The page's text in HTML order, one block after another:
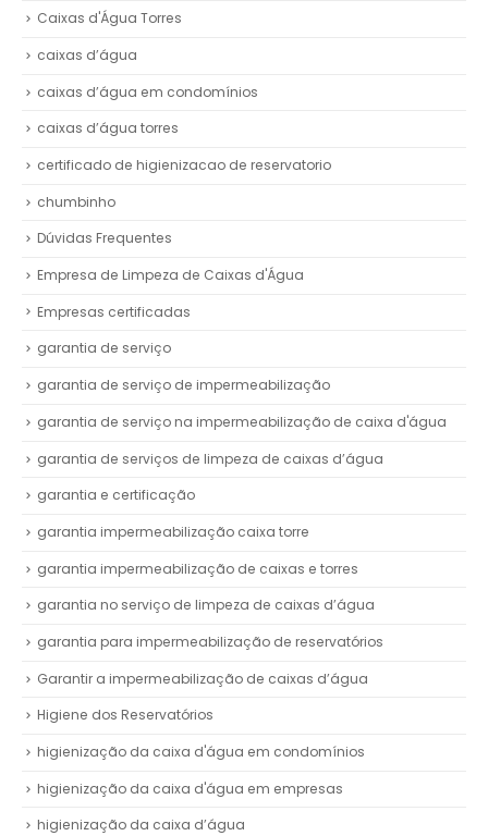
Caixas d'Água Torres
caixas d’água
caixas d’água em condomínios
caixas d’água torres
certificado de higienizacao de reservatorio
chumbinho
Dúvidas Frequentes
Empresa de Limpeza de Caixas d'Água
Empresas certificadas
garantia de serviço
garantia de serviço de impermeabilização
garantia de serviço na impermeabilização de caixa d'água
garantia de serviços de limpeza de caixas d’água
garantia e certificação
garantia impermeabilização caixa torre
garantia impermeabilização de caixas e torres
garantia no serviço de limpeza de caixas d’água
garantia para impermeabilização de reservatórios
Garantir a impermeabilização de caixas d’água
Higiene dos Reservatórios
higienização da caixa d'água em condomínios
higienização da caixa d'água em empresas
higienização da caixa d’água